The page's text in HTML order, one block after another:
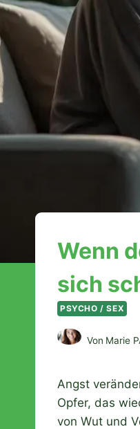
Wenn
sich
PSYCHO / SEX
Von Marie
Angst
Opfer, das
von Wut und